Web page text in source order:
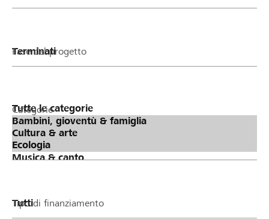
Fase del progetto
Categorie
Tipo di finanziamento